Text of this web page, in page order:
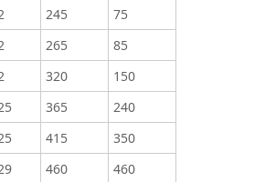
245
75
265
85
320
150
365
240
415
350
460
460